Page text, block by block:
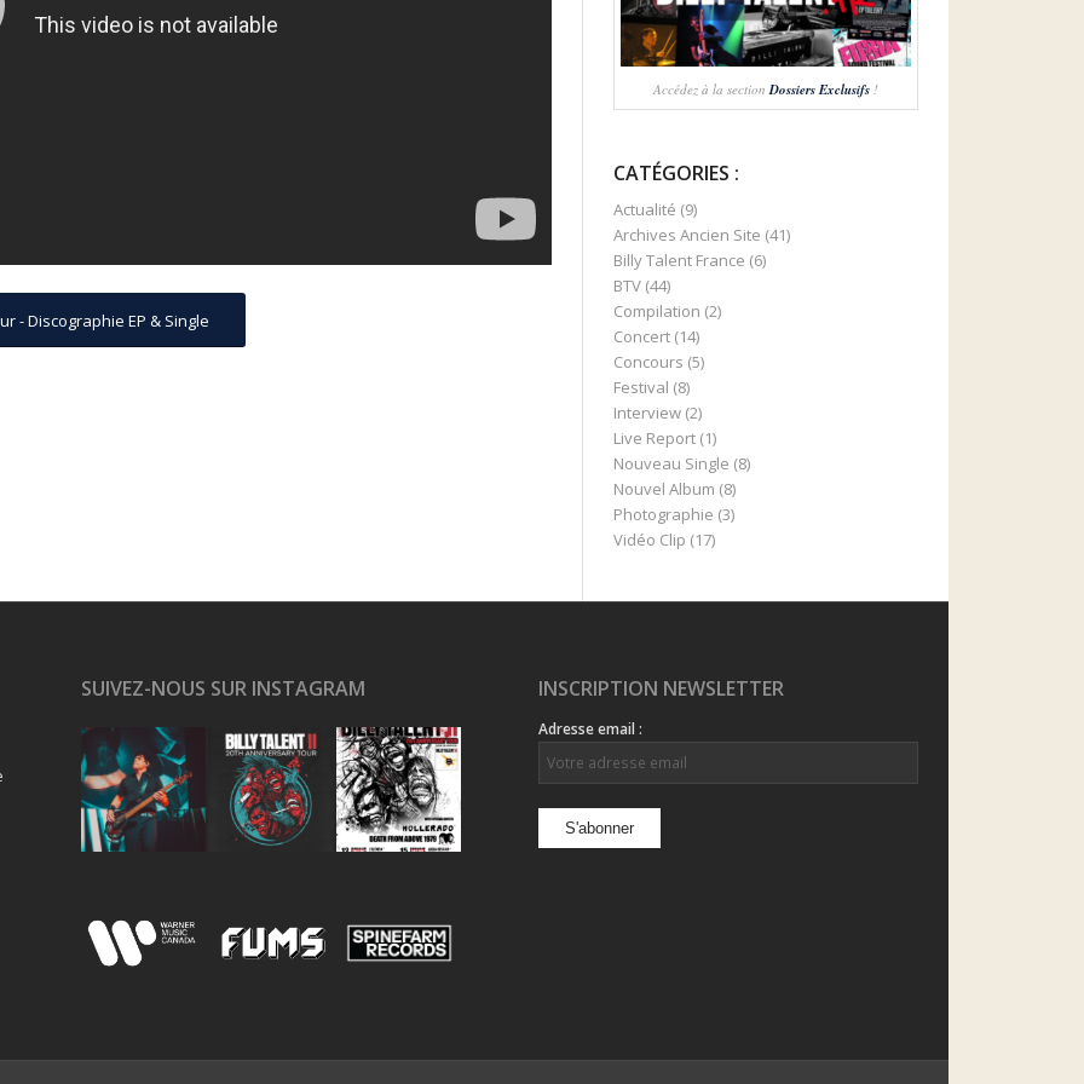
- Discographie EP & Single
Accédez à la sectionDossiers Exclusifs!
CATÉGORIES :
Actualité (9)
Archives Ancien Site (41)
Billy Talent France (6)
BTV(44)
Compilation (2)
Concert(14)
Concours (5)
Festival (8)
Interview(2)
Live Report(1)
Nouveau Single (8)
Nouvel Album (8)
Photographie (3)
Vidéo Clip (17)
SUIVEZ-NOUS SUR INSTAGRAM INSCRIPTION NEWSLETTER
Adresse email :